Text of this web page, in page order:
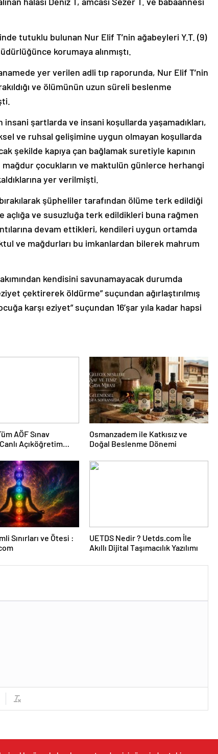
tutuklu bulunan Nur Elif T’nin ağabeyleri Y.T. (9)
korumaya alınmıştı.
yer verilen adli tıp raporunda, Nur Elif T’nin
ve ölümünün uzun süreli beslenme
şartlarda ve insani koşullarda yaşamadıkları,
ve ruhsal gelişimine uygun olmayan koşullarda
şekilde kapıya çan bağlamak suretiyle kapının
mağdur çocukların ve maktulün günlerce herhangi
yer verilmişti.
şüpheliler tarafından ölüme terk edildiği
açlığa ve susuzluğa terk edildikleri buna rağmen
devam ettikleri, kendileri uygun ortamda
ve mağdurları bu imkanlardan bilerek mahrum
kendisini savunamayacak durumda
çektirerek öldürme” suçundan ağırlaştırılmış
karşı eziyet” suçundan 16’şar yıla kadar hapsi
AÖF Sınav
Açıköğretim
Osmanzadem ile Katkısız ve
Doğal Beslenme Dönemi
Sınırları ve Ötesi :
UETDS Nedir ? Uetds.com İle
Akıllı Dijital Taşımacılık Yazılımı